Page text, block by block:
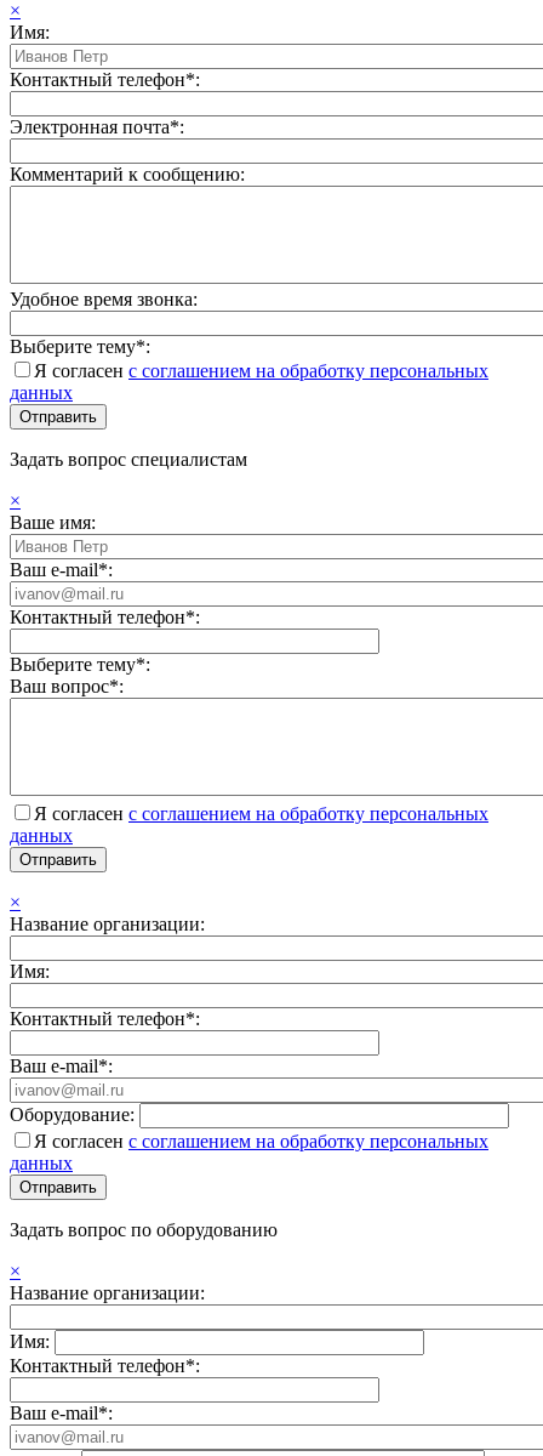
×
Имя:
Контактный телефон*:
Электронная почта*:
Комментарий к сообщению:
Удобное время звонка:
Выберите тему*:
Я согласен с соглашением на обработку персональных
данных
Задать вопрос специалистам
×
Ваше имя:
Ваш e-mail*:
Контактный телефон*:
Выберите тему*:
Ваш вопрос*:
Я согласен с соглашением на обработку персональных
данных
×
Название организации:
Имя:
Контактный телефон*:
Ваш e-mail*:
Оборудование:
Я согласен с соглашением на обработку персональных
данных
Задать вопрос по оборудованию
×
Название организации:
Имя:
Контактный телефон*:
Ваш e-mail*: